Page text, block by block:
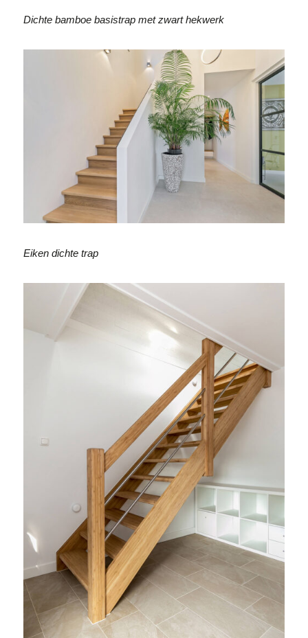
Dichte bamboe basistrap met zwart hekwerk
Eiken dichte trap